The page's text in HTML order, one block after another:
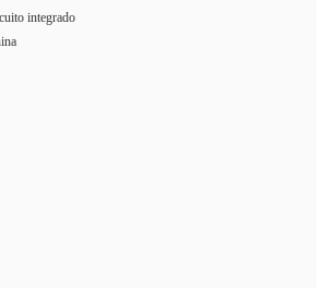
integrado